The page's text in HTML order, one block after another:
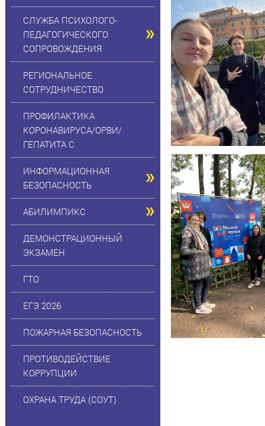
СЛУЖБА ПСИХОЛОГО-
ПЕДАГОГИЧЕСКОГО
СОПРОВОЖДЕНИЯ
РЕГИОНАЛЬНОЕ
СОТРУДНИЧЕСТВО
ПРОФИЛАКТИКА
КОРОНАВИРУСА/ОРВИ/
ГЕПАТИТА С
ИНФОРМАЦИОННАЯ
БЕЗОПАСНОСТЬ
АБИЛИМПИКС
ДЕМОНСТРАЦИОННЫЙ
ЭКЗАМЕН
ГТО
ЕГЭ 2026
ПОЖАРНАЯ БЕЗОПАСНОСТЬ
ПРОТИВОДЕЙСТВИЕ
КОРРУПЦИИ
ОХРАНА ТРУДА (СОУТ)